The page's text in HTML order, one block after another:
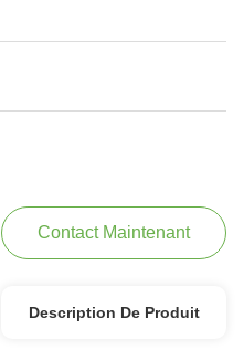
Contact Maintenant
Description De Produit